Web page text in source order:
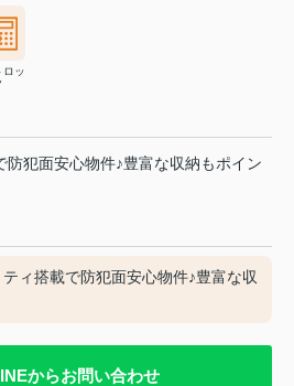
ロッ
犯面安心物件♪豊富な収納もポイン
ィ搭載で防犯面安心物件♪豊富な収
からお問い合わせ